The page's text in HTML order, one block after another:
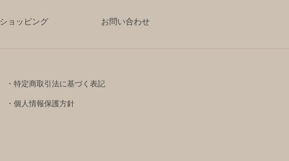
ショッピング お問い合わせ
・特定商取引法に基づく表記
・個人情報保護方針